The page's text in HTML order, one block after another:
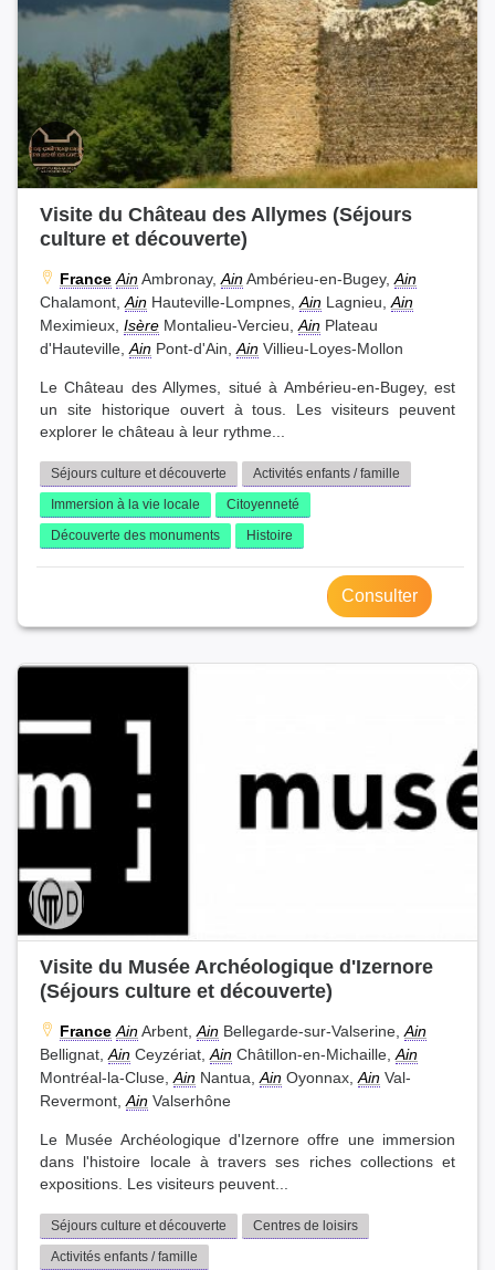
Visite du Château des Allymes (Séjours
culture et découverte)
France AinAmbronay, AinAmbérieu-en-Bugey, Ain
Chalamont, Ain Hauteville-Lompnes, Ain Lagnieu, Ain
Meximieux, Isère Montalieu-Vercieu, Ain Plateau
d'Hauteville, Ain Pont-d'Ain, Ain Villieu-Loyes-Mollon
Le Château des Allymes, situé à Ambérieu-en-Bugey, est
un site historique ouvert à tous. Les visiteurs peuvent
explorer le château à leur rythme...
Séjours culture et découverte
Activités enfants / famille
Immersion à la vie locale
Citoyenneté
Découverte des monuments
Histoire
Consulter
Visite du Musée Archéologique d'Izernore
(Séjours culture et découverte)
France AinArbent, Ain Bellegarde-sur-Valserine, Ain
Bellignat, Ain Ceyzériat, Ain Châtillon-en-Michaille, Ain
Montréal-la-Cluse, Ain Nantua, Ain Oyonnax, Ain Val-
Revermont, Ain Valserhône
Le Musée Archéologique d'Izernore offre une immersion
dans l'histoire locale à travers ses riches collections et
expositions. Les visiteurs peuvent...
Séjours culture et découverte
Centres de loisirs
Activités enfants / famille